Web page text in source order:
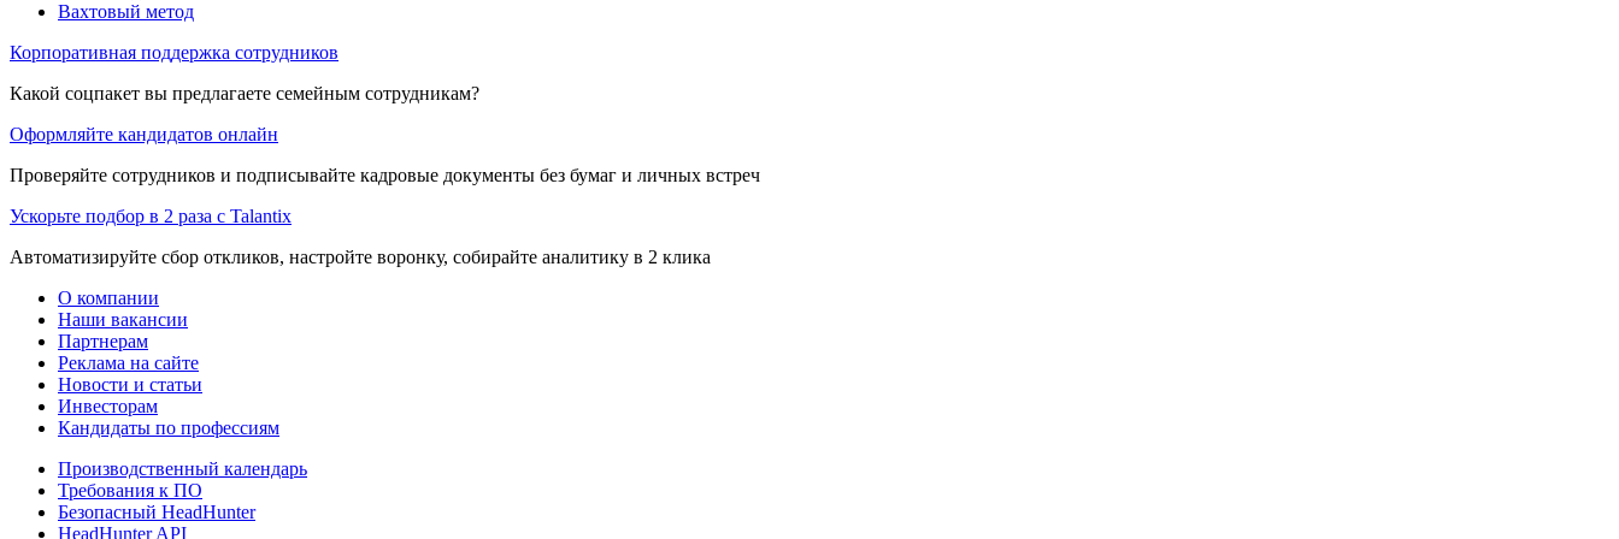
Вахтовый метод
Корпоративная поддержка сотрудников
Какой соцпакет вы предлагаете семейным сотрудникам?
Оформляйте кандидатов онлайн
Проверяйте сотрудников и подписывайте кадровые документы без бумаг и личных встреч
Ускорьте подбор в 2 раза с Talantix
Автоматизируйте сбор откликов, настройте воронку, собирайте аналитику в 2 клика
О компании
Наши вакансии
Партнерам
Реклама на сайте
Новости и статьи
Инвесторам
Кандидаты по профессиям
Производственный календарь
Требования к ПО
Безопасный HeadHunter
HeadHunter API